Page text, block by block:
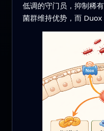
低调的守门员，抑制稀
菌群维持优势，而 Duox